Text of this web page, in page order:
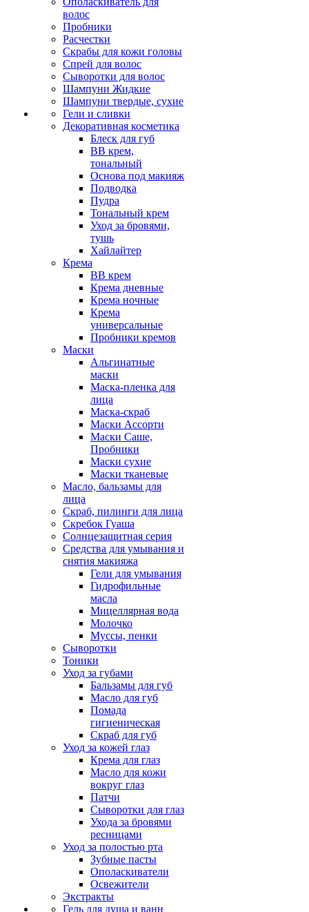
волос
Пробники
Расчестки
Скрабы для кожи головы
Спрей для волос
Сыворотки для волос
Шампуни Жидкие
Шампуни твердые, сухие
Гели и сливки
Декоративная косметика
Блеск для губ
ВВ крем,
тональный
Основа под макияж
Подводка
Пудра
Тональный крем
Уход за бровями,
тушь
Хайлайтер
Крема
ВВ крем
Крема дневные
Крема ночные
Крема
универсальные
Пробники кремов
Маски
Альгинатные
маски
Маска-пленка для
лица
Маска-скраб
Маски Ассорти
Маски Саше,
Пробники
Маски сухие
Маски тканевые
Масло, бальзамы для
лица
Скраб, пилинги для лица
Скребок Гуаша
Солнцезащитная серия
Средства для умывания и
снятия макияжа
Гели для умывания
Гидрофильные
масла
Мицеллярная вода
Молочко
Муссы, пенки
Сыворотки
Тоники
Уход за губами
Бальзамы для губ
Масло для губ
Помада
гигиеническая
Скраб для губ
Уход за кожей глаз
Крема для глаз
Масло для кожи
вокруг глаз
Патчи
Сыворотки для глаз
Ухода за бровями
ресницами
Уход за полостью рта
Зубные пасты
Ополаскиватели
Освежители
Экстракты
Гель для душа и ванн